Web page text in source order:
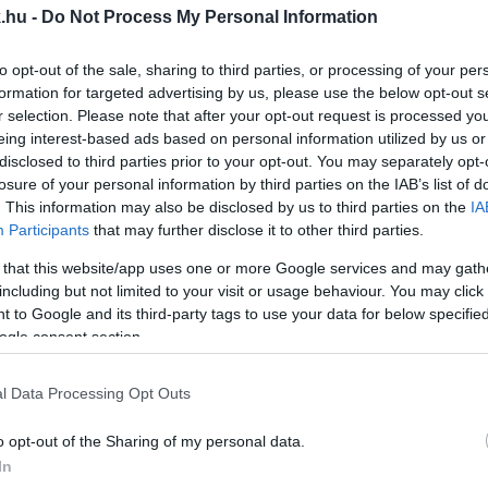
- Do Not Process My Personal Information
opt-out of the sale, sharing to third parties, or processing of your
for targeted advertising by us, please use the below opt-out
selection. Please note that after your opt-out request is processed
interest-based ads based on personal information utilized by us
to third parties prior to your opt-out. You may separately
of your personal information by third parties on the IAB’s list of
This information may also be disclosed by us to third parties on the
Participants that may further disclose it to other third parties.
that this website/app uses one or more Google services and may
but not limited to your visit or usage behaviour. You may
to Google and its third-party tags to use your data for below
consent section.
Data Processing Opt Outs
opt-out of the Sharing of my personal data.
IS VOLT A SZEMETELŐK ELLEN
az agresszív koldulásnál pedig zéró
TEHERAUTÓRÓL SZÓRTA A SZEMETET A
indított az ügyben.
LAKÓPARK JÁTSZÓTERÉNEK ÉPÍTÉSE
PARKERDŐBEN